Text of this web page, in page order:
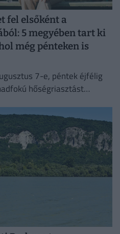
fel elsőként a
5 megyében tart ki
még pénteken is
7-e, péntek éjfélig
hőségriasztást